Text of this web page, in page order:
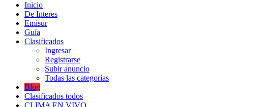
Inicio
De Interes
Emisur
Guía
Clasificados
Ingresar
Registrarse
Subir anuncio
Todas las categorías
Blog
Clasificados todos
CLIMA EN VIVO